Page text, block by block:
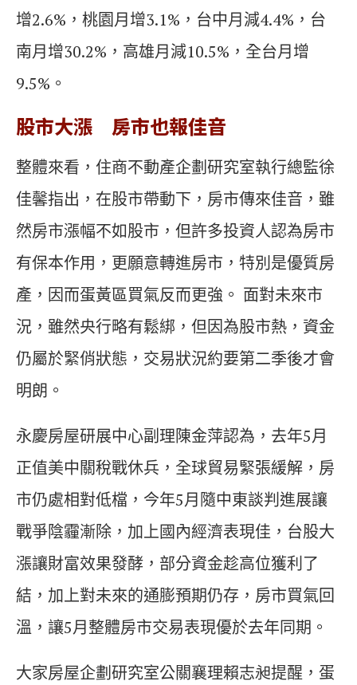
增2.6%，桃園月增3.1%，台中月減4.4%，台
南月增30.2%，高雄月減10.5%，全台月增
9.5%。
股市大漲 房市也報佳音
整體來看，住商不動產企劃研究室執行總監徐
佳馨指出，在股市帶動下，房市傳來佳音，雖
然房市漲幅不如股市，但許多投資人認為房市
有保本作用，更願意轉進房市，特別是優質房
產，因而蛋黃區買氣反而更強。 面對未來市
況，雖然央行略有鬆綁，但因為股市熱，資金
仍屬於緊俏狀態，交易狀況約要第二季後才會
明朗。
永慶房屋研展中心副理陳金萍認為，去年5月
正值美中關稅戰休兵，全球貿易緊張緩解，房
市仍處相對低檔，今年5月隨中東談判進展讓
戰爭陰霾漸除，加上國內經濟表現佳，台股大
漲讓財富效果發酵，部分資金趁高位獲利了
結，加上對未來的通膨預期仍存，房市買氣回
溫，讓5月整體房市交易表現優於去年同期。
大家房屋企劃研究室公關襄理賴志昶提醒，蛋